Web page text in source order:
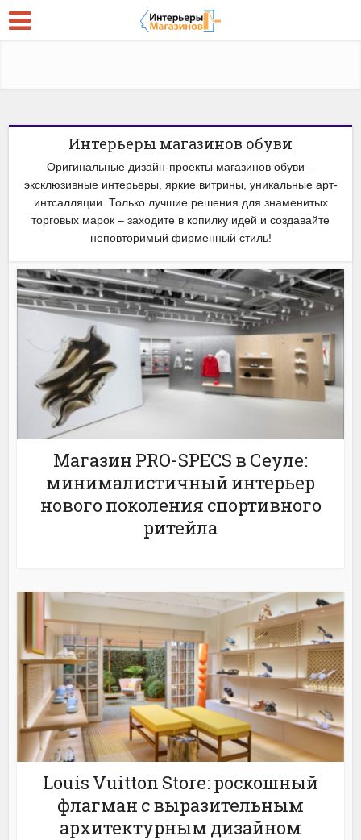
Интерьеры магазинов обуви
Оригинальные дизайн-проекты магазинов обуви –
эксклюзивные интерьеры, яркие витрины, уникальные арт-
интсалляции. Только лучшие решения для знаменитых
торговых марок – заходите в копилку идей и создавайте
неповторимый фирменный стиль!
Магазин PRO-SPECS в Сеуле:
минималистичный интерьер
нового поколения спортивного
ритейла
Louis Vuitton Store: роскошный
флагман с выразительным
архитектурным дизайном